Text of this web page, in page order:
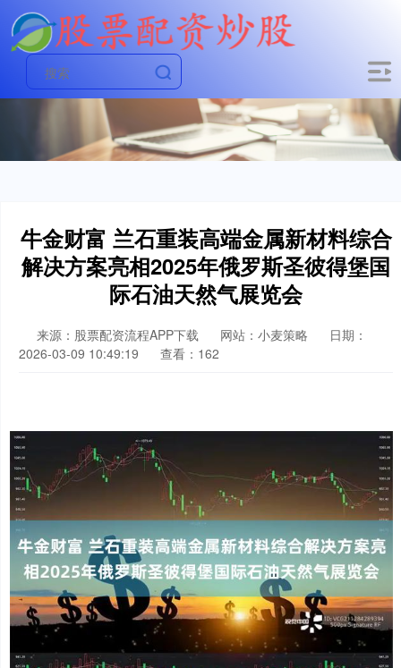
牛金财富 兰石重装高端金属新材料综合
解决方案亮相2025年俄罗斯圣彼得堡国
际石油天然气展览会
来源：股票配资流程APP下载 网站：小麦策略
日期：
2026-03-09 10:49:19
查看：162